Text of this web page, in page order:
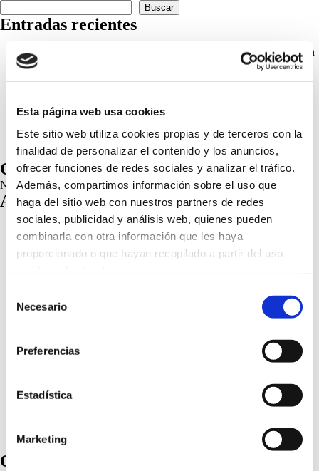
Esta página web usa cookies
Este sitio web utiliza cookies propias y de terceros con la
finalidad de personalizar el contenido y los anuncios,
ofrecer funciones de redes sociales y analizar el tráfico.
Además, compartimos información sobre el uso que
haga del sitio web con nuestros partners de redes
sociales, publicidad y análisis web, quienes pueden
combinarla con otra información que les haya
proporcionado o que hayan recopilado a partir del uso
Más información
Necesario
Preferencias
Estadística
Marketing
Buscar
Entradas recientes
Laboratorios Babé impulsa su internacionalización con la ayuda
ICEX-DANA 2025
¿Sabes qué sérum necesita tu piel? Te lo contamos
5 cosas que tu dermatólogo quiere que sepas sobre el cáncer de
piel
Comentarios recientes
No hay comentarios que mostrar.
Archivos
abril 2026
julio 2025
junio 2025
febrero 2025
octubre 2024
septiembre 2024
julio 2023
julio 2022
Categorías